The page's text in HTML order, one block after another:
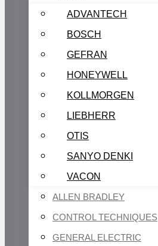
ADVANTECH
BOSCH
GEFRAN
HONEYWELL
KOLLMORGEN
LIEBHERR
OTIS
SANYO DENKI
VACON
ALLEN BRADLEY
CONTROL TECHNIQUES
GENERAL ELECTRIC